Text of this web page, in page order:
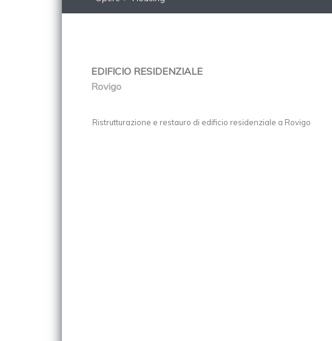
EDIFICIO RESIDENZIALE
Rovigo
Ristrutturazione e restauro di edificio residenziale a Rovigo